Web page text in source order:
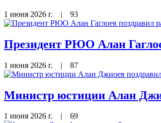
1 июня 2026 г. | 93
Президент РЮО Алан
1 июня 2026 г. | 87
Министр юстиции Алан
1 июня 2026 г. | 69